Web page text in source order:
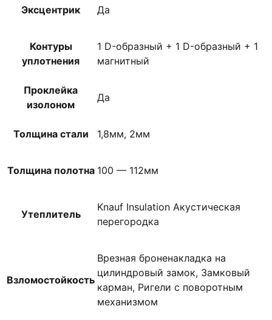
Эксцентрик Да
Контуры
уплотнения
1 D-образный + 1 D-образный + 1
магнитный
Проклейка
изолоном
Да
Толщина стали 1,8мм, 2мм
Толщина полотна 100 — 112мм
Утеплитель
Knauf Insulation Акустическая
перегородка
Взломостойкость
Врезная броненакладка на
цилиндровый замок, Замковый
карман, Ригели с поворотным
механизмом